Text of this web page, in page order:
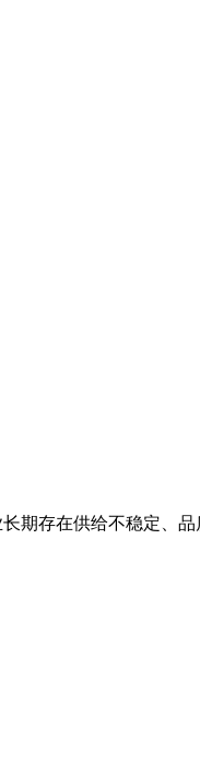
期存在供给不稳定、